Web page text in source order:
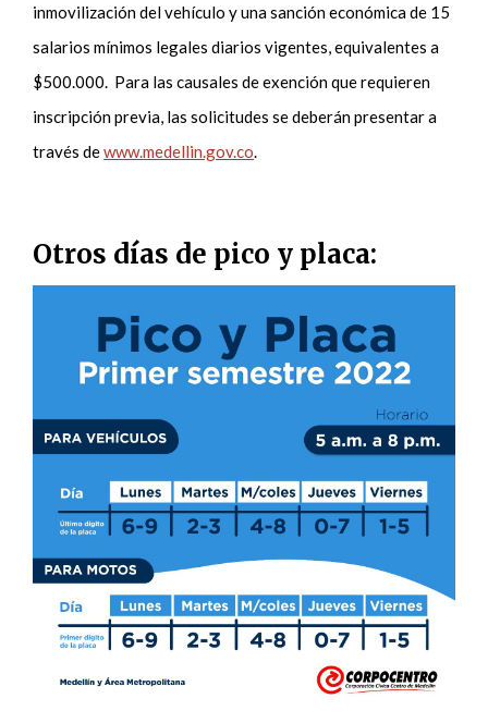
inmovilización del vehículo y una sanción económica de 15
salarios mínimos legales diarios vigentes, equivalentes a
$500.000. Para las causales de exención que requieren
inscripción previa, las solicitudes se deberán presentar a
través dewww.medellin.gov.co.
Otros días de pico y placa: